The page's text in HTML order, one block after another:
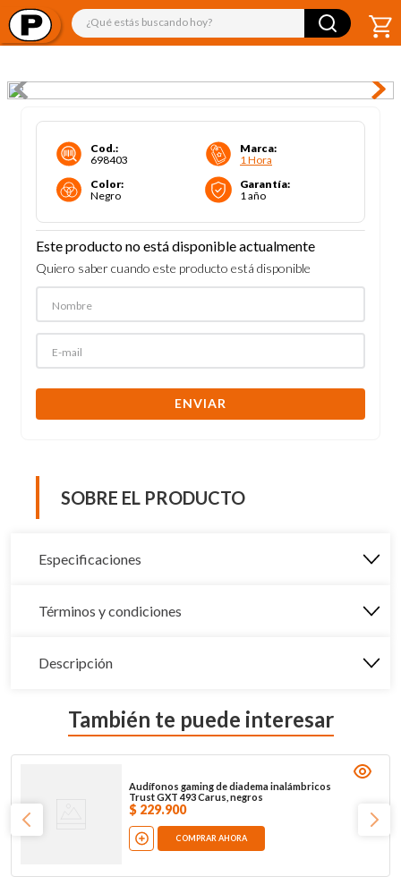
¿Qué estás buscando hoy?
Cod.:
698403
Marca:
1 Hora
Color:
Negro
Garantía:
1 año
Este producto no está disponible actualmente
Quiero saber cuando este producto está disponible
ENVIAR
SOBRE EL PRODUCTO
Especificaciones
Términos y condiciones
Descripción
También te puede interesar
Audífonos gaming de diadema inalámbricos
Trust GXT 493 Carus, negros
$ 229.900
COMPRAR AHORA